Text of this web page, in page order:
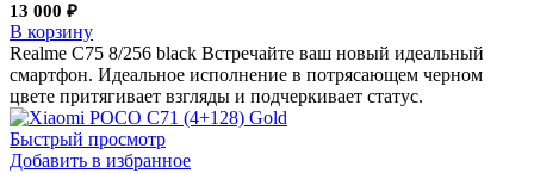
13 000 ₽
В корзину
Realme С75 8/256 black Встречайте ваш новый идеальный
смартфон. Идеальное исполнение в потрясающем черном
цвете притягивает взгляды и подчеркивает статус.
Быстрый просмотр
Добавить в избранное